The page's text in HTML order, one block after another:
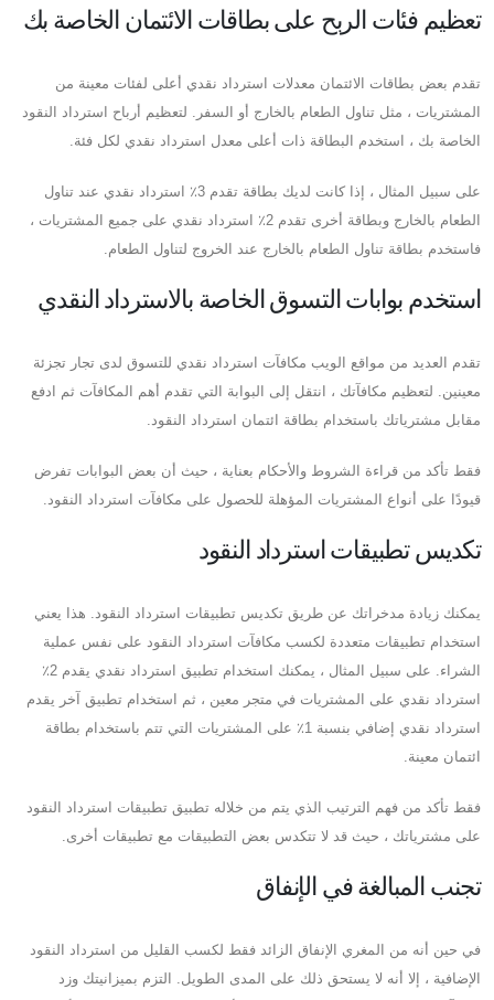
تعظيم فئات الربح على بطاقات الائتمان الخاصة بك
تقدم بعض بطاقات الائتمان معدلات استرداد نقدي أعلى لفئات معينة من
المشتريات ، مثل تناول الطعام بالخارج أو السفر. لتعظيم أرباح استرداد النقود
الخاصة بك ، استخدم البطاقة ذات أعلى معدل استرداد نقدي لكل فئة.
على سبيل المثال ، إذا كانت لديك بطاقة تقدم 3٪ استرداد نقدي عند تناول
الطعام بالخارج وبطاقة أخرى تقدم 2٪ استرداد نقدي على جميع المشتريات ،
فاستخدم بطاقة تناول الطعام بالخارج عند الخروج لتناول الطعام.
استخدم بوابات التسوق الخاصة بالاسترداد النقدي
تقدم العديد من مواقع الويب مكافآت استرداد نقدي للتسوق لدى تجار تجزئة
معينين. لتعظيم مكافآتك ، انتقل إلى البوابة التي تقدم أهم المكافآت ثم ادفع
مقابل مشترياتك باستخدام بطاقة ائتمان استرداد النقود.
فقط تأكد من قراءة الشروط والأحكام بعناية ، حيث أن بعض البوابات تفرض
قيودًا على أنواع المشتريات المؤهلة للحصول على مكافآت استرداد النقود.
تكديس تطبيقات استرداد النقود
يمكنك زيادة مدخراتك عن طريق تكديس تطبيقات استرداد النقود. هذا يعني
استخدام تطبيقات متعددة لكسب مكافآت استرداد النقود على نفس عملية
الشراء. على سبيل المثال ، يمكنك استخدام تطبيق استرداد نقدي يقدم 2٪
استرداد نقدي على المشتريات في متجر معين ، ثم استخدام تطبيق آخر يقدم
استرداد نقدي إضافي بنسبة 1٪ على المشتريات التي تتم باستخدام بطاقة
ائتمان معينة.
فقط تأكد من فهم الترتيب الذي يتم من خلاله تطبيق تطبيقات استرداد النقود
على مشترياتك ، حيث قد لا تتكدس بعض التطبيقات مع تطبيقات أخرى.
تجنب المبالغة في الإنفاق
في حين أنه من المغري الإنفاق الزائد فقط لكسب القليل من استرداد النقود
الإضافية ، إلا أنه لا يستحق ذلك على المدى الطويل. التزم بميزانيتك وزد